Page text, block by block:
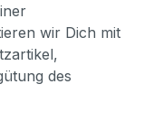
wir Dich mit
des